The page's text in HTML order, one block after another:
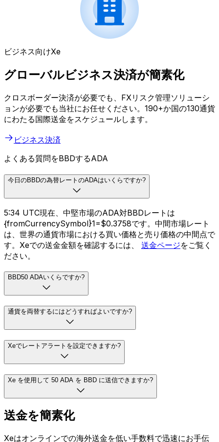
ビジネス向けXe
グローバルビジネス決済が簡素化
クロスボーダー決済が必要でも、FXリスク管理ソリューシ
ョンが必要でも当社にお任せください。190+か国の130通貨
にわたる国際送金をスケジュールします。
ビジネス決済
よくある質問をBBDするADA
今日のBBDの為替レートのADAはいくらですか?
5:34 UTC現在、中堅市場のADA対BBDレートは
{fromCurrencySymbol}1=$0.3758です。中間市場レート
は、世界の通貨市場における買い価格と売り価格の中間点で
す。Xeでの送金金額を確認するには、 送金ページをご覧く
ださい。
BBD50 ADAいくらですか?
通貨を両替するにはどうすればよいですか?
Xeでレートアラートを設定できますか?
Xe を使用して 50 ADA を BBD に送信できますか?
送金を簡素化
Xeはオンラインでの海外送金を低い手数料で迅速にお手伝